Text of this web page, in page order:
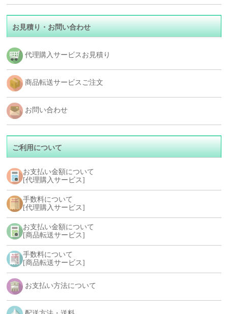
お見積り・お問い合わせ
代理購入サービスお見積り
商品転送サービスご注文
お問い合わせ
ご利用について
お支払い金額について
[代理購入サービス]
手数料について
[代理購入サービス]
お支払い金額について
[商品転送サービス]
手数料について
[商品転送サービス]
お支払い方法について